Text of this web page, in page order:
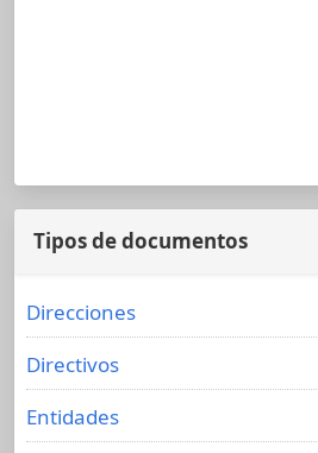
Tipos de documentos
Direcciones
Directivos
Entidades